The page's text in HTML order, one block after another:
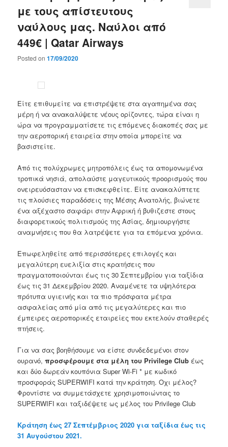
με τους απίστευτους
ναύλους μας. Ναύλοι από
449€ | Qatar Airways
Posted on17/09/2020
Είτε επιθυμείτε να επιστρέψετε στα αγαπημένα σας
μέρη ή να ανακαλύψετε νέους ορίζοντες, τώρα είναι η
ώρα να προγραμματίσετε τις επόμενες διακοπές σας με
την αεροπορική εταιρεία στην οποία μπορείτε να
βασιστείτε.
Από τις πολύχρωμες μητροπόλεις έως τα απομονωμένα
τροπικά νησιά, απολαύστε μαγευτικούς προορισμούς που
ονειρευόσασταν να επισκεφθείτε. Είτε ανακαλύπτετε
τις πλούσιες παραδόσεις της Μέσης Ανατολής, βιώνετε
ένα αξέχαστο σαφάρι στην Αφρική ή βυθιζεστε στους
διαφορετικούς πολιτισμούς της Ασίας, δημιουργήστε
αναμνήσεις που θα λατρέψετε για τα επόμενα χρόνια.
Επωφεληθείτε από περισσότερες επιλογές και
μεγαλύτερη ευελιξία στις κρατήσεις που
πραγματοποιούνται έως τις 30 Σεπτεμβρίου για ταξίδια
έως τις 31 Δεκεμβρίου 2020. Αναμένετε τα υψηλότερα
πρότυπα υγιεινής και τα πιο πρόσφατα μέτρα
ασφαλείας από μία από τις μεγαλύτερες και πιο
έμπειρες αεροπορικές εταιρείες που εκτελούν σταθερές
πτήσεις.
Για να σας βοηθήσουμε να είστε συνδεδεμένοι στον
ουρανό, προσφέρουμε στα μέλη του Privilege Club έως
και δύο δωρεάν κουπόνια Super Wi-Fi * με κωδικό
προσφοράς SUPERWIFI κατά την κράτηση. Οχι μέλος?
Φροντίστε να συμμετάσχετε χρησιμοποιώντας το
SUPERWIFI και ταξιδέψετε ως μέλος του Privilege Club
Κράτηση έως 27 Σεπτέμβριος 2020 για ταξίδια έως τις
31 Αυγούστου 2021.